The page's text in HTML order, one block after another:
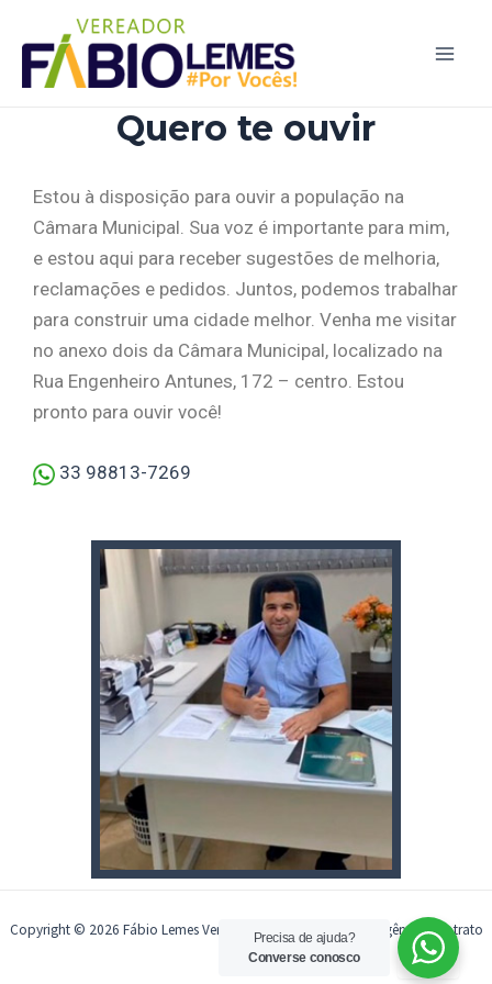
para
Quero te ouvir
Estou à disposição para ouvir a população na
Câmara Municipal. Sua voz é importante para mim,
e estou aqui para receber sugestões de melhoria,
reclamações e pedidos. Juntos, podemos trabalhar
para construir uma cidade melhor. Venha me visitar
no anexo dois da Câmara Municipal, localizado na
Rua Engenheiro Antunes, 172 – centro. Estou
pronto para ouvir você!
33 98813-7269
Copyright © 2026 Fábio Lemes Vereador | Desenvolvido por
Agência Finotrato
Web
Precisa de ajuda?
Converse conosco